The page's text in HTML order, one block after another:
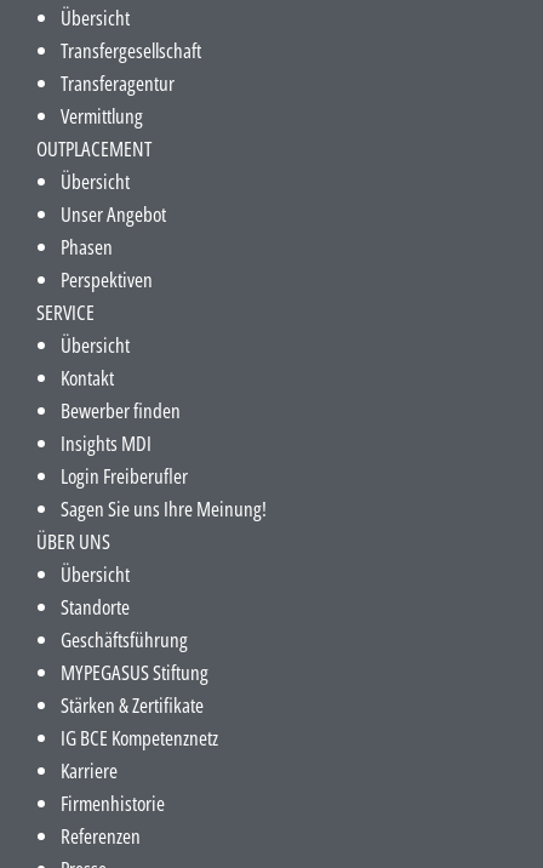
Übersicht
Transfergesellschaft
Transferagentur
Vermittlung
OUTPLACEMENT
Übersicht
Unser Angebot
Phasen
Perspektiven
SERVICE
Übersicht
Kontakt
Bewerber finden
Insights MDI
Login Freiberufler
Sagen Sie uns Ihre Meinung!
ÜBER UNS
Übersicht
Standorte
Geschäftsführung
MYPEGASUS Stiftung
Stärken & Zertifikate
IG BCE Kompetenznetz
Karriere
Firmenhistorie
Referenzen